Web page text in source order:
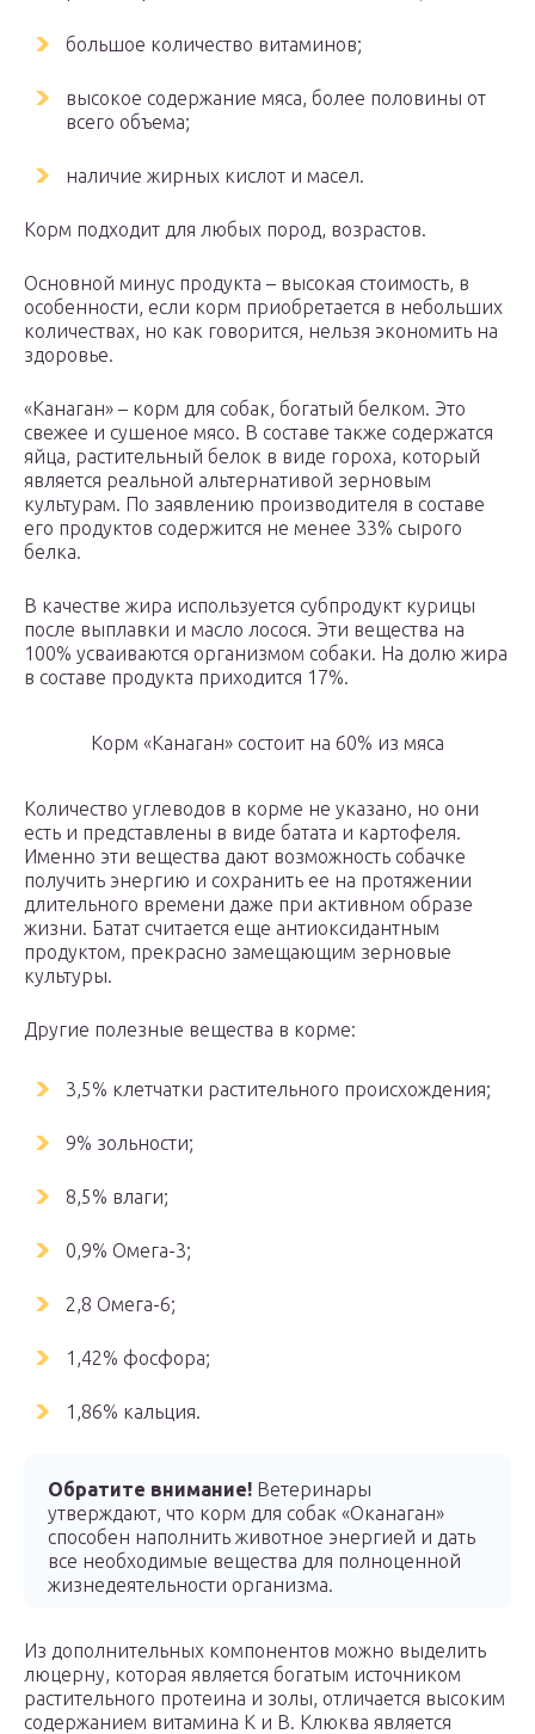
большое количество витаминов;
высокое содержание мяса, более половины от
всего объема;
наличие жирных кислот и масел.
Корм подходит для любых пород, возрастов.
Основной минус продукта – высокая стоимость, в
особенности, если корм приобретается в небольших
количествах, но как говорится, нельзя экономить на
здоровье.
«Канаган» – корм для собак, богатый белком. Это
свежее и сушеное мясо. В составе также содержатся
яйца, растительный белок в виде гороха, который
является реальной альтернативой зерновым
культурам. По заявлению производителя в составе
его продуктов содержится не менее 33% сырого
белка.
В качестве жира используется субпродукт курицы
после выплавки и масло лосося. Эти вещества на
100% усваиваются организмом собаки. На долю жира
в составе продукта приходится 17%.
Корм «Канаган» состоит на 60% из мяса
Количество углеводов в корме не указано, но они
есть и представлены в виде батата и картофеля.
Именно эти вещества дают возможность собачке
получить энергию и сохранить ее на протяжении
длительного времени даже при активном образе
жизни. Батат считается еще антиоксидантным
продуктом, прекрасно замещающим зерновые
культуры.
Другие полезные вещества в корме:
3,5% клетчатки растительного происхождения;
9% зольности;
8,5% влаги;
0,9% Омега-3;
2,8 Омега-6;
1,42% фосфора;
1,86% кальция.
Обратите внимание! Ветеринары
утверждают, что корм для собак «Оканаган»
способен наполнить животное энергией и дать
все необходимые вещества для полноценной
жизнедеятельности организма.
Из дополнительных компонентов можно выделить
люцерну, которая является богатым источником
растительного протеина и золы, отличается высоким
содержанием витамина К и В. Клюква является